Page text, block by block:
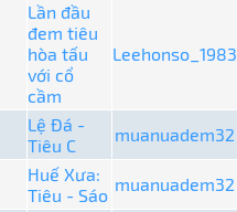
Lần đầu
đem tiêu
hòa tấu
với cổ
cầm
Leehonso_1983
Lệ Đá -
Tiêu C
muanuadem32
Huế Xưa:
Tiêu - Sáo
muanuadem32